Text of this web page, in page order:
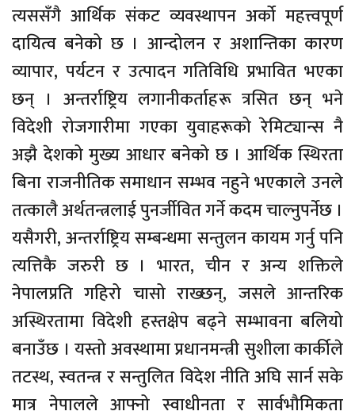
त्यससँगै आर्थिक संकट व्यवस्थापन अर्को महत्त्वपूर्ण
दायित्व बनेको छ । आन्दोलन र अशान्तिका कारण
व्यापार, पर्यटन र उत्पादन गतिविधि प्रभावित भएका
छन् । अन्तर्राष्ट्रिय लगानीकर्ताहरू त्रसित छन् भने
विदेशी रोजगारीमा गएका युवाहरूको रेमिट्यान्स नै
अझै देशको मुख्य आधार बनेको छ । आर्थिक स्थिरता
बिना राजनीतिक समाधान सम्भव नहुने भएकाले उनले
तत्कालै अर्थतन्त्रलाई पुनर्जीवित गर्ने कदम चाल्नुपर्नेछ ।
यसैगरी, अन्तर्राष्ट्रिय सम्बन्धमा सन्तुलन कायम गर्नु पनि
त्यत्तिकै जरुरी छ । भारत, चीन र अन्य शक्तिले
नेपालप्रति गहिरो चासो राख्छन्, जसले आन्तरिक
अस्थिरतामा विदेशी हस्तक्षेप बढ्ने सम्भावना बलियो
बनाउँछ । यस्तो अवस्थामा प्रधानमन्त्री सुशीला कार्कीले
तटस्थ, स्वतन्त्र र सन्तुलित विदेश नीति अघि सार्न सके
मात्र नेपालले आफ्नो स्वाधीनता र सार्वभौमिकता